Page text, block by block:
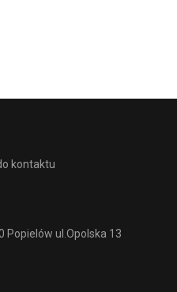
kontaktu
Popielów ul.Opolska 13